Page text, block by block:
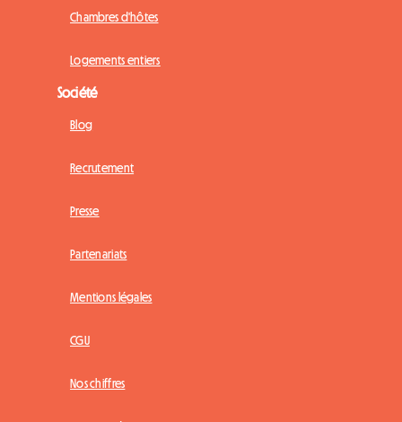
Chambres d'hôtes
Logements entiers
Société
Blog
Recrutement
Presse
Partenariats
Mentions légales
CGU
Nos chiffres